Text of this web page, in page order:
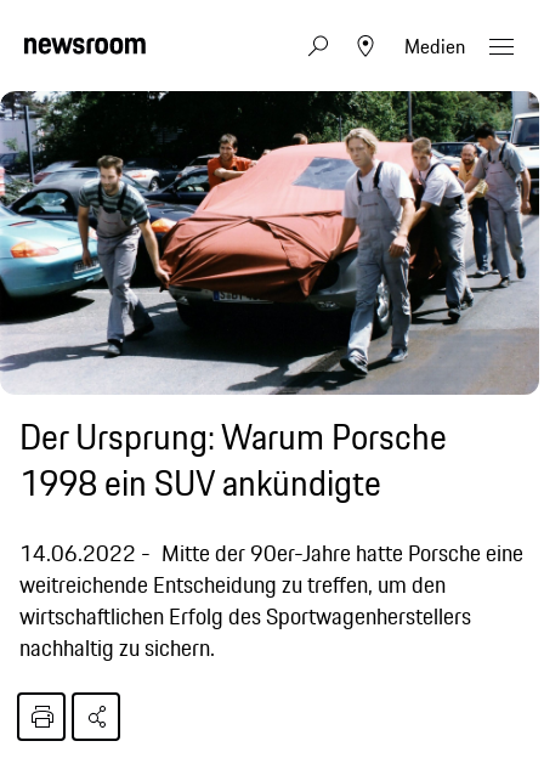
Medien
Der Ursprung: Warum Porsche
1998 ein SUV ankündigte
14.06.2022
Mitte der 90er-Jahre hatte Porsche eine
weitreichende Entscheidung zu treffen, um den
wirtschaftlichen Erfolg des Sportwagenherstellers
nachhaltig zu sichern.